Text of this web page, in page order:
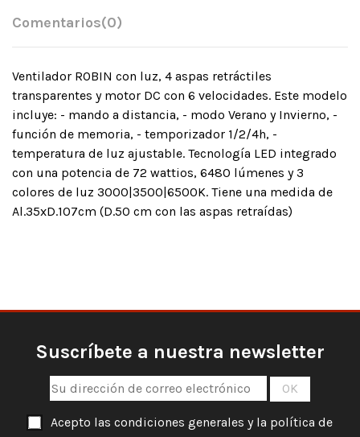
Comentarios(0)
Ventilador ROBIN con luz, 4 aspas retráctiles
transparentes y motor DC con 6 velocidades. Este modelo
incluye: - mando a distancia, - modo Verano y Invierno, -
función de memoria, - temporizador 1/2/4h, -
temperatura de luz ajustable. Tecnología LED integrado
con una potencia de 72 wattios, 6480 lúmenes y 3
colores de luz 3000|3500|6500K. Tiene una medida de
Al.35xD.107cm (D.50 cm con las aspas retraídas)
Suscríbete a nuestra newsletter
Acepto las condiciones generales y la política de